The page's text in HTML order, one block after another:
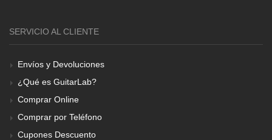
SERVICIO AL CLIENTE
Envíos y Devoluciones
¿Qué es GuitarLab?
Comprar Online
Comprar por Teléfono
Cupones Descuento